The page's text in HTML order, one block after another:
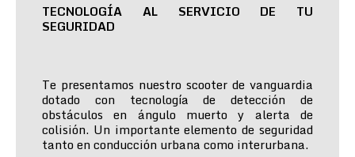
TECNOLOGÍA AL SERVICIO DE TU
SEGURIDAD
Te presentamos nuestro scooter de vanguardia
dotado con tecnología de detección de
obstáculos en ángulo muerto y alerta de
colisión. Un importante elemento de seguridad
tanto en conducción urbana como interurbana.